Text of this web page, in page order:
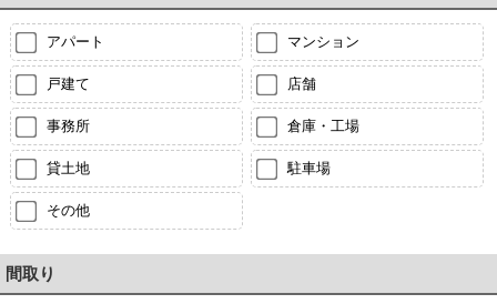
アパート マンション
戸建て 店舗
事務所 倉庫・工場
貸土地 駐車場
その他
間取り